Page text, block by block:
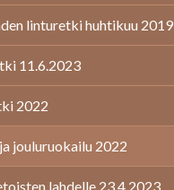
linturetki huhtikuu 2019
11.6.2023
2022
jouluruokailu 2022
lahdelle 23.4.2023